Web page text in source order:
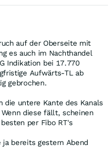
auf der Oberseite mit
es auch im Nachthandel
Indikation bei 17.770
Aufwärts-TL ab
gebrochen.
die untere Kante des Kanals
diese fällt, scheinen
per Fibo RT's
bereits gestern Abend